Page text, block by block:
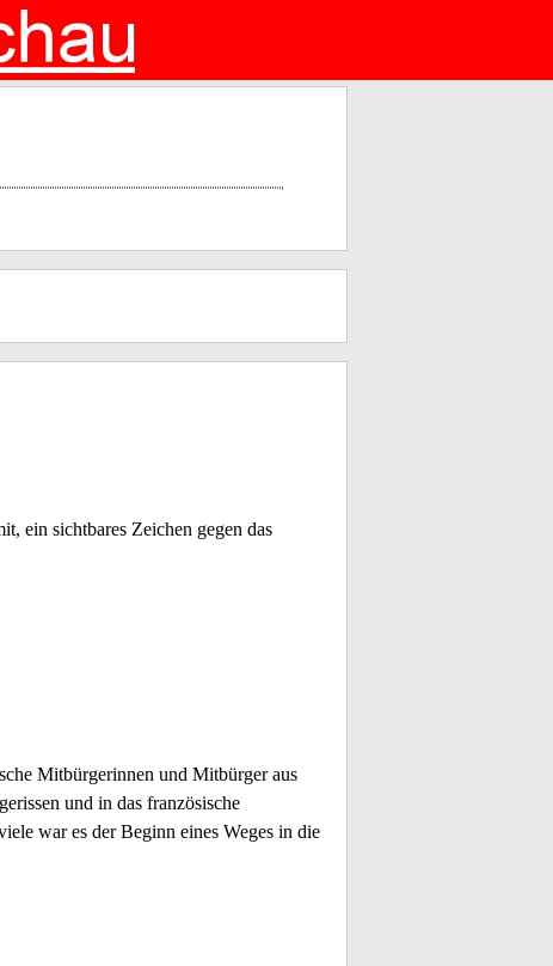
ein sichtbares Zeichen gegen das
Mitbürgerinnen und Mitbürger aus
und in das französische
war es der Beginn eines Weges in die